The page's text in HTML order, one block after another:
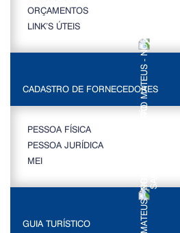
ORÇAMENTOS
LINK’S ÚTEIS
CADASTRO DE FORNECEDORES
PESSOA FÍSICA
PESSOA JURÍDICA
MEI
GUIA TURÍSTICO